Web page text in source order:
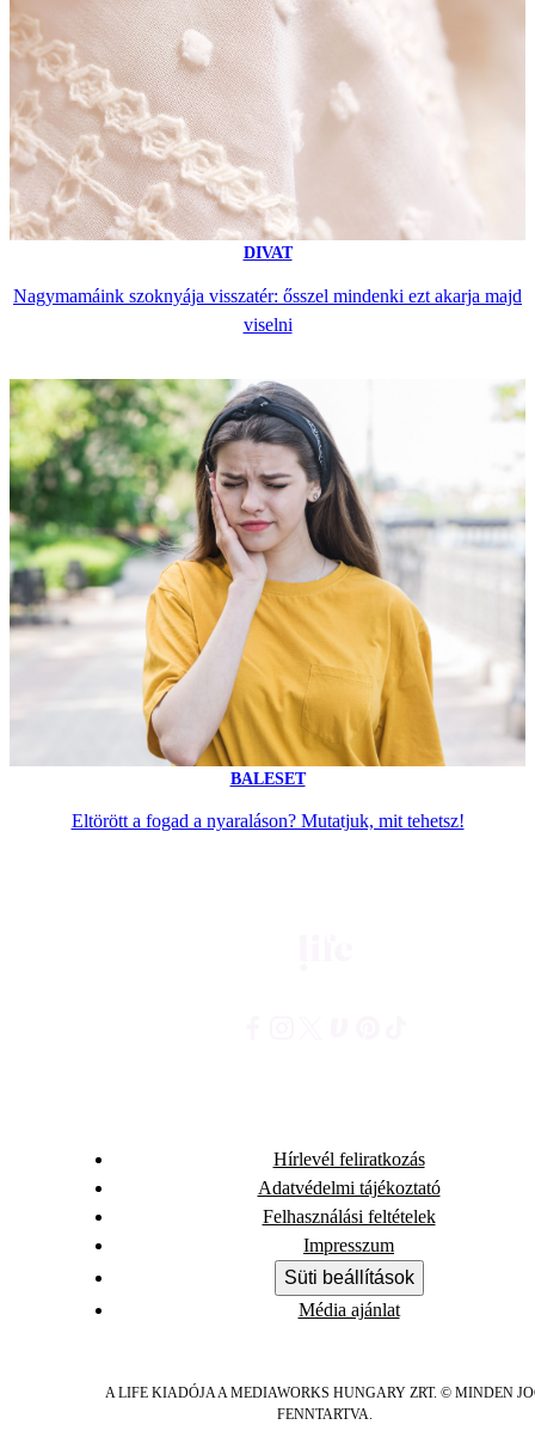
DIVAT
Nagymamáink szoknyája visszatér: ősszel mindenki ezt akarja majd
viselni
BALESET
Eltörött a fogad a nyaraláson? Mutatjuk, mit tehetsz!
Hírlevél feliratkozás
Adatvédelmi tájékoztató
Felhasználási feltételek
Impresszum
Süti beállítások
Média ajánlat
A LIFE KIADÓJA A MEDIAWORKS HUNGARY ZRT. © MINDEN
FENNTARTVA.